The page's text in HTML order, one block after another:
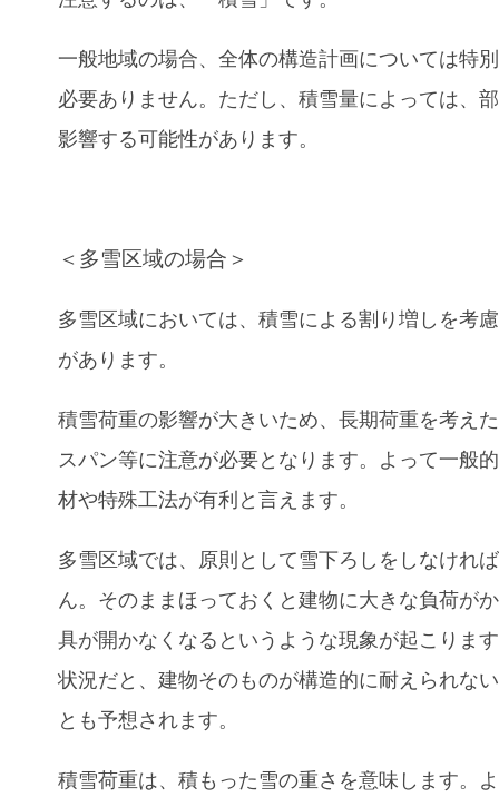
一般地域の場合、全体の構造計画については特
必要ありません。ただし、積雪量によっては、
影響する可能性があります。
＜多雪区域の場合＞
多雪区域においては、積雪による割り増しを考
があります。
積雪荷重の影響が大きいため、長期荷重を考え
スパン等に注意が必要となります。よって一般
材や特殊工法が有利と言えます。
多雪区域では、原則として雪下ろしをしなけれ
ん。そのままほっておくと建物に大きな負荷が
具が開かなくなるというような現象が起こりま
状況だと、建物そのものが構造的に耐えられな
とも予想されます。
積雪荷重は、積もった雪の重さを意味します。